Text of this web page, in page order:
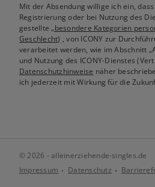
Mit der Absendung willige ich ein,
Registrierung oder bei Nutzung des
gestellte„besondere Kategorien
Geschlecht) , von ICONY zur
verarbeitet werden, wie im Abschnitt
und Nutzung des ICONY-Dienstes
Datenschutzhinweise näher
ich jederzeit mit Wirkung für die
© 2026 - alleinerziehende-singles.de
Impressum
Datenschutz